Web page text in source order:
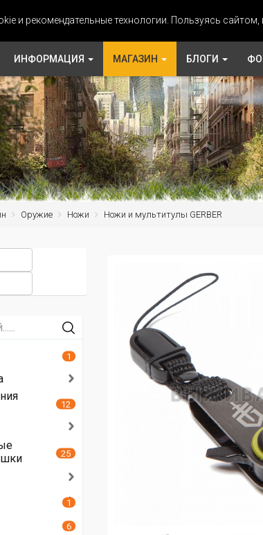
и рекомендательные технологии. Пользуясь
ИНФОРМАЦИЯ МАГАЗИН БЛОГИ
Оружие Ножи Ножи и мультитулы GERBER
1
12
25
1
6